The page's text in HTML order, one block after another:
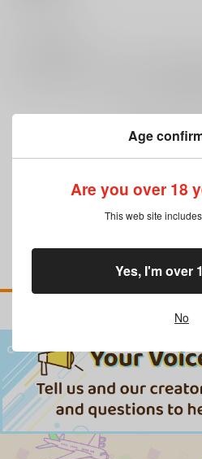
まだレビューは
Age
Are you over 18
This web site
No
Yes, I'm over